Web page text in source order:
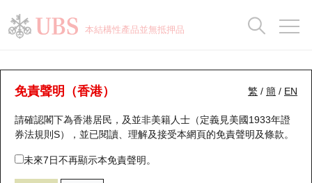
本結構性產品並無抵押品
繁 / 簡 / EN
免責聲明（香港）
請確認閣下為香港居民，及並非美籍人士（定義見美國1933年證
券法規則S），並已閱讀、理解及接受本網頁的免責聲明及條款。
未來7日不再顯示本免責聲明。
牛熊證分析儀
表現 街貨統計 比較
59472 瑞銀牛證 2269 藥明生物
瑞銀認股證一覽
新發行瑞銀認股證
即將到期認股證
街貨統計
比較
牛熊全景快搜
牛熊證搜尋
牛熊證街貨分佈圖
街貨統計
比較
十大升幅/跌幅
十大認股證成交分佈
十天股證佔大市成交
正股分析儀
二十大活躍股份
恒指成份股
持股比重
顯示所有持股比重
每月輪證大市專題
輪證專欄
講座及教育短片